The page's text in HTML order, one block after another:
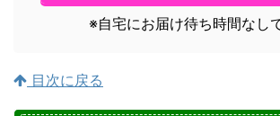
※自宅にお届け待ち時間なし
目次に戻る